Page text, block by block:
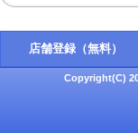
店舗登録（無料）
Copyright(C)